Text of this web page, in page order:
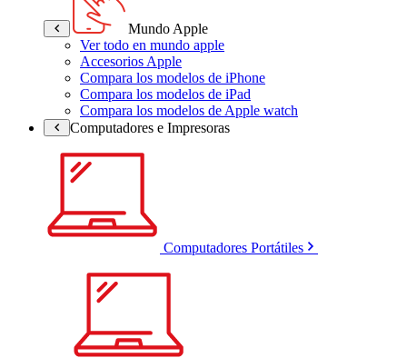
Mundo Apple
Ver todo en mundo apple
Accesorios Apple
Compara los modelos de iPhone
Compara los modelos de iPad
Compara los modelos de Apple watch
Computadores e Impresoras
Computadores Portátiles